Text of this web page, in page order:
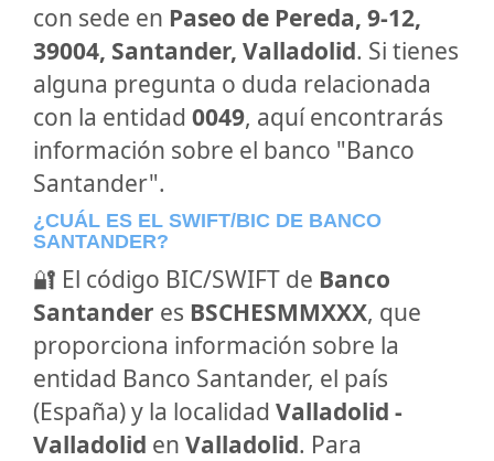
con sede en Paseo de Pereda, 9-12,
39004, Santander, Valladolid. Si tienes
alguna pregunta o duda relacionada
con la entidad 0049, aquí encontrarás
información sobre el banco "Banco
Santander".
¿CUÁL ES EL SWIFT/BIC DE BANCO
SANTANDER?
🔐 El código BIC/SWIFT de Banco
Santander es BSCHESMMXXX, que
proporciona información sobre la
entidad Banco Santander, el país
(España) y la localidad Valladolid -
Valladolid en Valladolid. Para